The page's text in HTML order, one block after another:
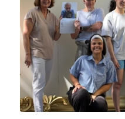
Pas besoin d’en